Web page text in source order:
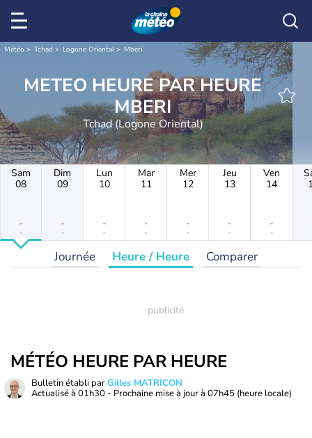
Météo Tchad Logone Oriental Mberi
METEO HEURE PAR HEURE
MBERI
Tchad (Logone Oriental)
Sam
08
-
-
Dim
09
-
-
Lun
10
-
-
Mar
11
-
-
Mer
12
-
-
Jeu
13
-
-
Ven
14
-
-
Journée Heure / Heure Comparer
MÉTÉO HEURE PAR HEURE
Bulletin établi parGilles MATRICON
Actualisé à 01h30 - Prochaine mise à jour à 07h45 (heure locale)